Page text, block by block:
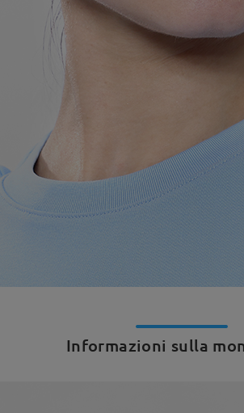
Informazioni sulla